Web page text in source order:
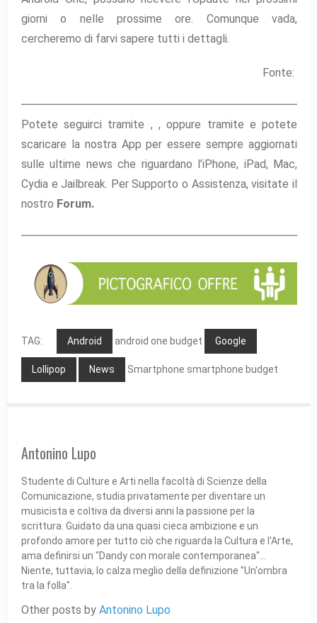
giorni o nelle prossime ore. Comunque vada,
cercheremo di farvi sapere tutti i dettagli.
Fonte:
Potete seguirci tramite , ,oppure tramite e potete
scaricare la nostra App per essere sempre aggiornati
sulle ultime news che riguardano l’iPhone, iPad, Mac,
Cydia e Jailbreak. Per Supporto o Assistenza, visitate il
nostro Forum.
TAG: Android android one budget Google
Lollipop News Smartphone smartphone budget
Antonino Lupo
Studente di Culture e Arti nella facoltà di Scienze della
Comunicazione, studia privatamente per diventare un
musicista e coltiva da diversi anni la passione per la
scrittura. Guidato da una quasi cieca ambizione e un
profondo amore per tutto ciò che riguarda la Cultura e l'Arte,
ama definirsi un "Dandy con morale contemporanea"...
Niente, tuttavia, lo calza meglio della definizione "Un'ombra
tra la folla".
Other posts by Antonino Lupo